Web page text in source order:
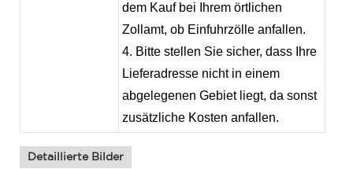
dem Kauf bei Ihrem örtlichen
Zollamt, ob Einfuhrzölle anfallen.
4. Bitte stellen Sie sicher, dass Ihre
Lieferadresse nicht in einem
abgelegenen Gebiet liegt, da sonst
zusätzliche Kosten anfallen.
Detaillierte Bilder